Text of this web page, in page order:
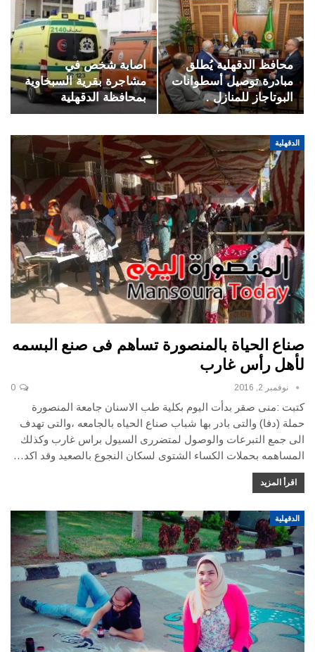
محافظ الدقهلية يُطلق
مبادرة توصيل أسطوانات
البوتاجاز للمنازل .
اصابة شخص في
مشاجرة بقرية السبخاوية
بمحافظة الدقهلية
الدقهلية
صناع الحياة بالمنصورة تساهم فى صنع البسمه
لأهل رأس غارب
نوفمبر 2, 2016
كتبت :منى صقر بدأت اليوم بكلية طب الاسنان جامعة المنصورة
حملة (دفا) والتى بادر بها شباب صناع الحياه بالجامعه ،والتى تهدف
الى جمع التبرعات والوصول لمتضررى السيول براس غارب وكذلك
المساهمه بحملات الكساء الشتوى لسكان النجوع بالصعيد وقد اكد…
اقرأ المزيد
الدقهلية